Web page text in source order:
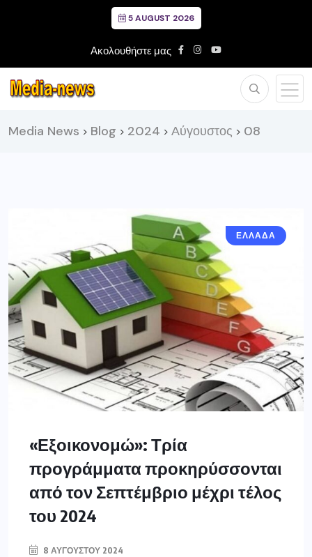
5 AUGUST 2026
Ακολουθήστε μας
Media News > Blog > 2024 > Αύγουστος > 08
ΕΛΛΑΔΑ
«Εξοικονομώ»: Τρία
προγράμματα προκηρύσσονται
από τον Σεπτέμβριο μέχρι τέλος
του 2024
8 ΑΥΓΟΎΣΤΟΥ 2024